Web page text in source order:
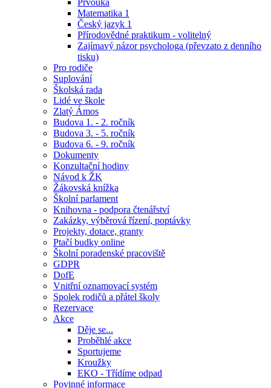
Prvouka
Matematika 1
Český jazyk 1
Přírodovědné praktikum - volitelný
Zajímavý názor psychologa (převzato z denního
tisku)
Pro rodiče
Suplování
Školská rada
Lidé ve škole
Zlatý Ámos
Budova 1. - 2. ročník
Budova 3. - 5. ročník
Budova 6. - 9. ročník
Dokumenty
Konzultační hodiny
Návod k ŽK
Žákovská knížka
Školní parlament
Knihovna - podpora čtenářství
Zakázky, výběrová řízení, poptávky
Projekty, dotace, granty
Ptačí budky online
Školní poradenské pracoviště
GDPR
DofE
Vnitřní oznamovací systém
Spolek rodičů a přátel školy
Rezervace
Akce
Děje se...
Proběhlé akce
Sportujeme
Kroužky
EKO - Třídíme odpad
Povinné informace